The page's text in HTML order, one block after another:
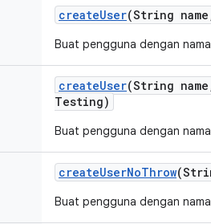
createUser(String name
Buat pengguna dengan
createUser(String name
Testing)
Buat pengguna dengan
createUserNoThrow
Buat pengguna dengan